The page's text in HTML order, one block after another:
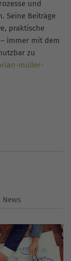
und
Seine Beiträge
praktische
immer mit dem
zu
müller-
News